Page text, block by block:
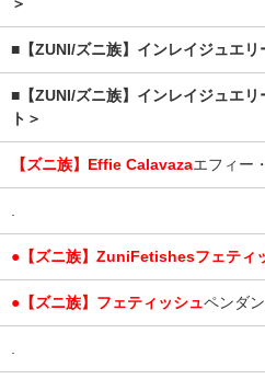
＞
■【ZUNI/ズニ族】インレイジュエリ
■【ZUNI/ズニ族】インレイジュエ
ト＞
【ズニ族】Effie Calavazaエフィー
.
●【ズニ族】ZuniFetishesフェティ
●【ズニ族】フェティッシュペンダ
.